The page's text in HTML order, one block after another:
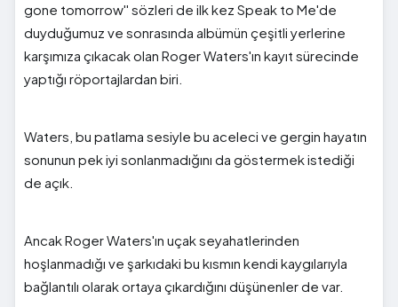
gone tomorrow'' sözleri de ilk kez Speak to Me'de
duyduğumuz ve sonrasında albümün çeşitli yerlerine
karşımıza çıkacak olan Roger Waters'ın kayıt sürecinde
yaptığı röportajlardan biri.
Waters, bu patlama sesiyle bu aceleci ve gergin hayatın
sonunun pek iyi sonlanmadığını da göstermek istediği
de açık.
Ancak Roger Waters'ın uçak seyahatlerinden
hoşlanmadığı ve şarkıdaki bu kısmın kendi kaygılarıyla
bağlantılı olarak ortaya çıkardığını düşünenler de var.